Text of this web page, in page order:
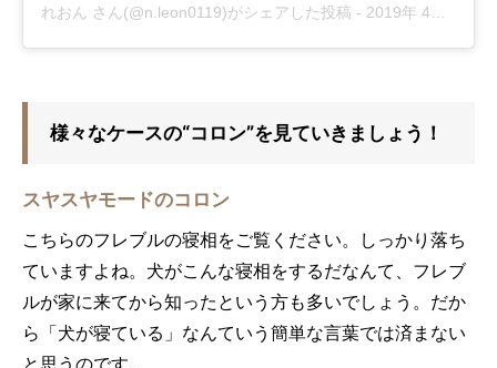
れおん さん(@n.leon0119)がシェアした投稿 - 2019年 4月月12日午前2時41分PDT
様々なケースの“コロン”を見ていきましょう！
スヤスヤモードのコロン
こちらのフレブルの寝相をご覧ください。しっかり落ち
ていますよね。犬がこんな寝相をするだなんて、フレブ
ルが家に来てから知ったという方も多いでしょう。だか
ら「犬が寝ている」なんていう簡単な言葉では済まない